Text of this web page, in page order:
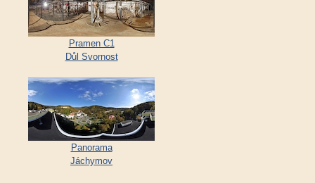
Pramen C1
Důl Svornost
Panorama
Jáchymov